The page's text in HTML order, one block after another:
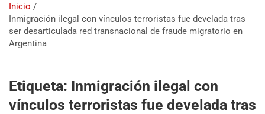
Inicio
Inmigración ilegal con vínculos terroristas fue develada tras
ser desarticulada red transnacional de fraude migratorio en
Argentina
Etiqueta: Inmigración ilegal con
vínculos terroristas fue develada tras